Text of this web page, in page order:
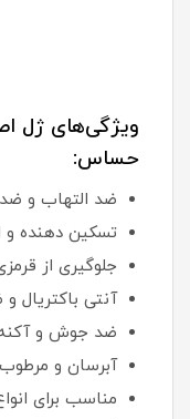
ویژگی‌های ژل
حساس:
ضد التهاب و
تسکین دهنده
جلوگیری از
آنتی باکتریال
ضد جوش و
آبرسان و
مناسب برای